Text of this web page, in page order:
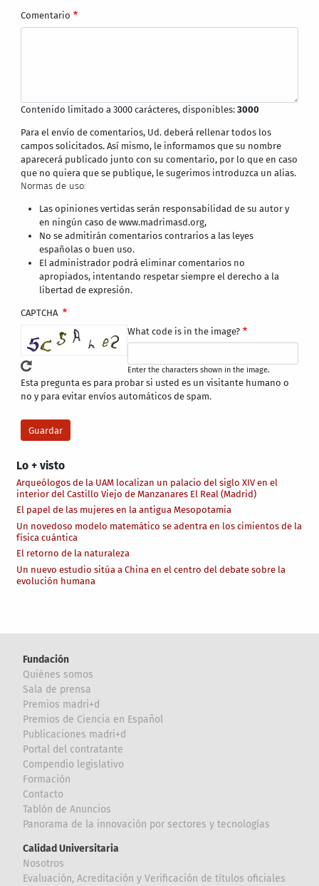
Lo + visto
Arqueólogos de la UAM localizan un palacio del siglo XIV en el
interior del Castillo Viejo de Manzanares El Real (Madrid)
El papel de las mujeres en la antigua Mesopotamia
Un novedoso modelo matemático se adentra en los cimientos de la
física cuántica
El retorno de la naturaleza
Un nuevo estudio sitúa a China en el centro del debate sobre la
evolución humana
Comentario
Contenido limitado a 3000 carácteres, disponibles:3000
Para el envío de comentarios, Ud. deberá rellenar todos los
campos solicitados. Así mismo, le informamos que su nombre
aparecerá publicado junto con su comentario, por lo que en caso
que no quiera que se publique, le sugerimos introduzca un alias.
Normas de uso:
Las opiniones vertidas serán responsabilidad de su autor y
en ningún caso de www.madrimasd.org,
No se admitirán comentarios contrarios a las leyes
españolas o buen uso.
El administrador podrá eliminar comentarios no
apropiados, intentando respetar siempre el derecho a la
libertad de expresión.
CAPTCHA
What code is in the image?
Enter the characters shown in the image.
Esta pregunta es para probar si usted es un visitante humano o
no y para evitar envíos automáticos de spam.
Fundación
Quiénes somos
Sala de prensa
Premios madri+d
Premios de Ciencia en Español
Publicaciones madri+d
Portal del contratante
Compendio legislativo
Formación
Contacto
Tablón de Anuncios
Panorama de la innovación por sectores y tecnologías
Calidad Universitaria
Nosotros
Evaluación, Acreditación y Verificación de títulos oficiales